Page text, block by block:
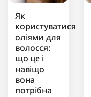
Як
користуватися
оліями для
волосся:
що це і
навіщо
вона
потрібна